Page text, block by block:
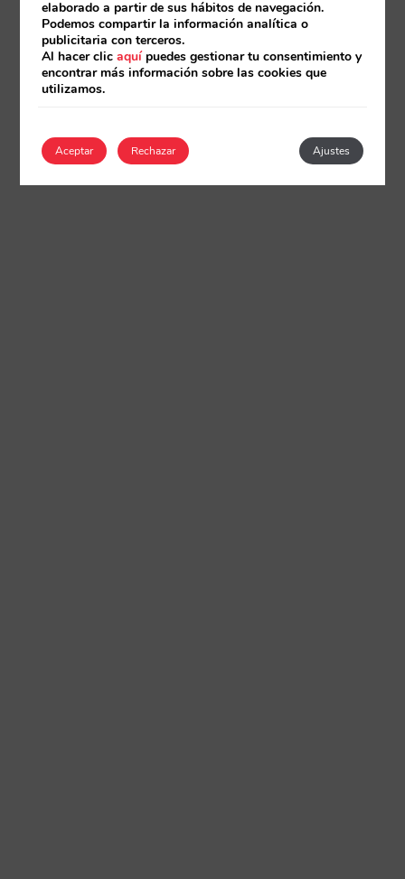
elaborado a partir de sus hábitos de navegación.
Podemos compartir la información analítica o
publicitaria con terceros.
Al hacer clicaquípuedes gestionar tu consentimiento y
encontrar más información sobre las cookies que
utilizamos.
Aceptar Ajustes
Rechazar